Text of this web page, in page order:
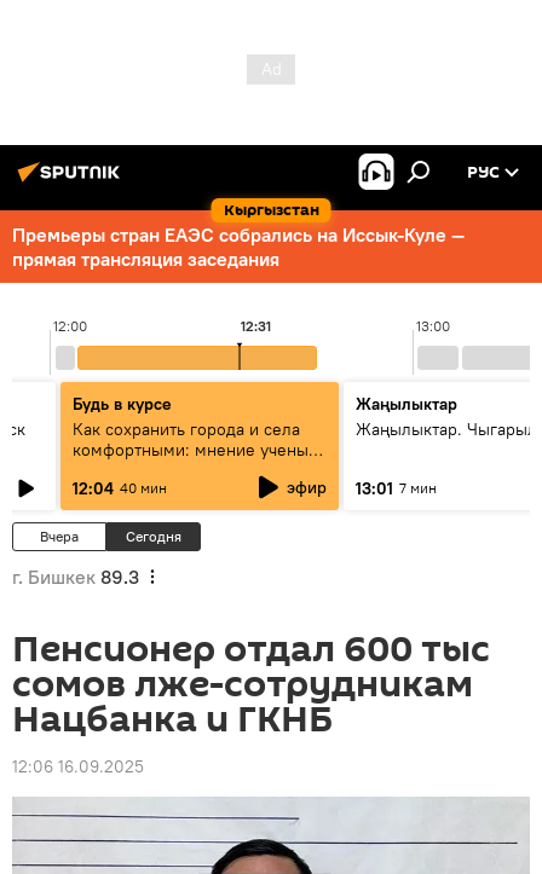
Кыргызстан
РУС
Премьеры стран ЕАЭС собрались на Иссык-Куле —
прямая трансляция заседания
12:00 13:00
12:31
Будь в курсе
Как сохранить города и села
комфортными: мнение ученых
12:04 40 мин эфир
Жаңылыктар
Жаңылыктар.
13:01 7 мин
Вчера Сегодня
г. Бишкек 89.3
Пенсионер отдал 600 тыс
сомов лже-сотрудникам
Нацбанка и ГКНБ
12:06 16.09.2025